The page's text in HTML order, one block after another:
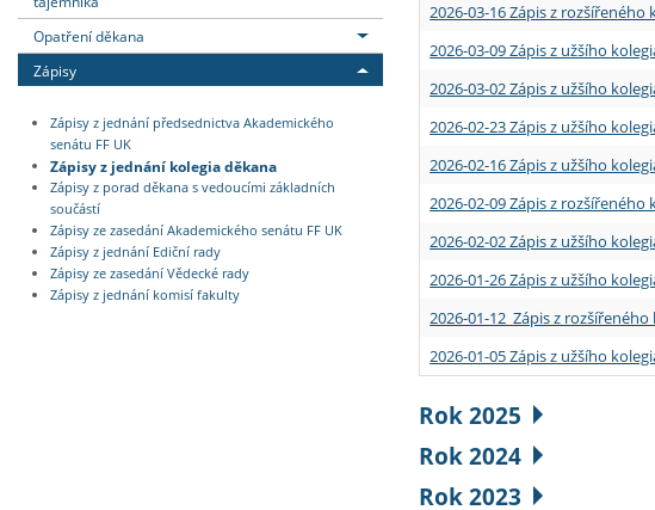
Opatření děkana
Zápisy
Zápisy z jednání předsednictva Akademického
senátu FF UK
Zápisy z jednání kolegia děkana
Zápisy z porad děkana s vedoucími základních
součástí
Zápisy ze zasedání Akademického senátu FF UK
Zápisy z jednání Ediční rady
Zápisy ze zasedání Vědecké rady
Zápisy z jednání komisí fakulty
2026-03-16 Zápis z
2026-03-09 Zápis z užšího
2026-03-02 Zápis z užšího
2026-02-23 Zápis z užšího
2026-02-16 Zápis z užšího
2026-02-09 Zápis z rozšířeného
2026-02-02 Zápis z užšího
2026-01-26 Zápis z užšího
2026-01-12 Zápis z
2026-01-05 Zápis z užšího
Rok 2025
Rok 2024
Rok 2023